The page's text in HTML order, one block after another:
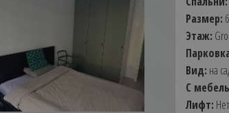
Размер:
Этаж:
Вид: на
С
Лифт: Нет